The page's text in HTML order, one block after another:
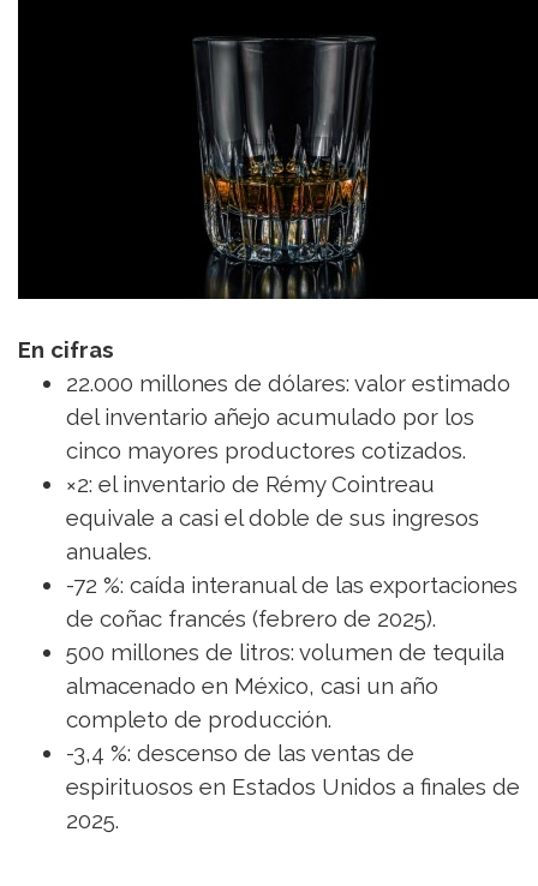
En cifras
22.000 millones de dólares: valor estimado
del inventario añejo acumulado por los
cinco mayores productores cotizados.
×2: el inventario de Rémy Cointreau
equivale a casi el doble de sus ingresos
anuales.
-72 %: caída interanual de las exportaciones
de coñac francés (febrero de 2025).
500 millones de litros: volumen de tequila
almacenado en México, casi un año
completo de producción.
-3,4 %: descenso de las ventas de
espirituosos en Estados Unidos a finales de
2025.